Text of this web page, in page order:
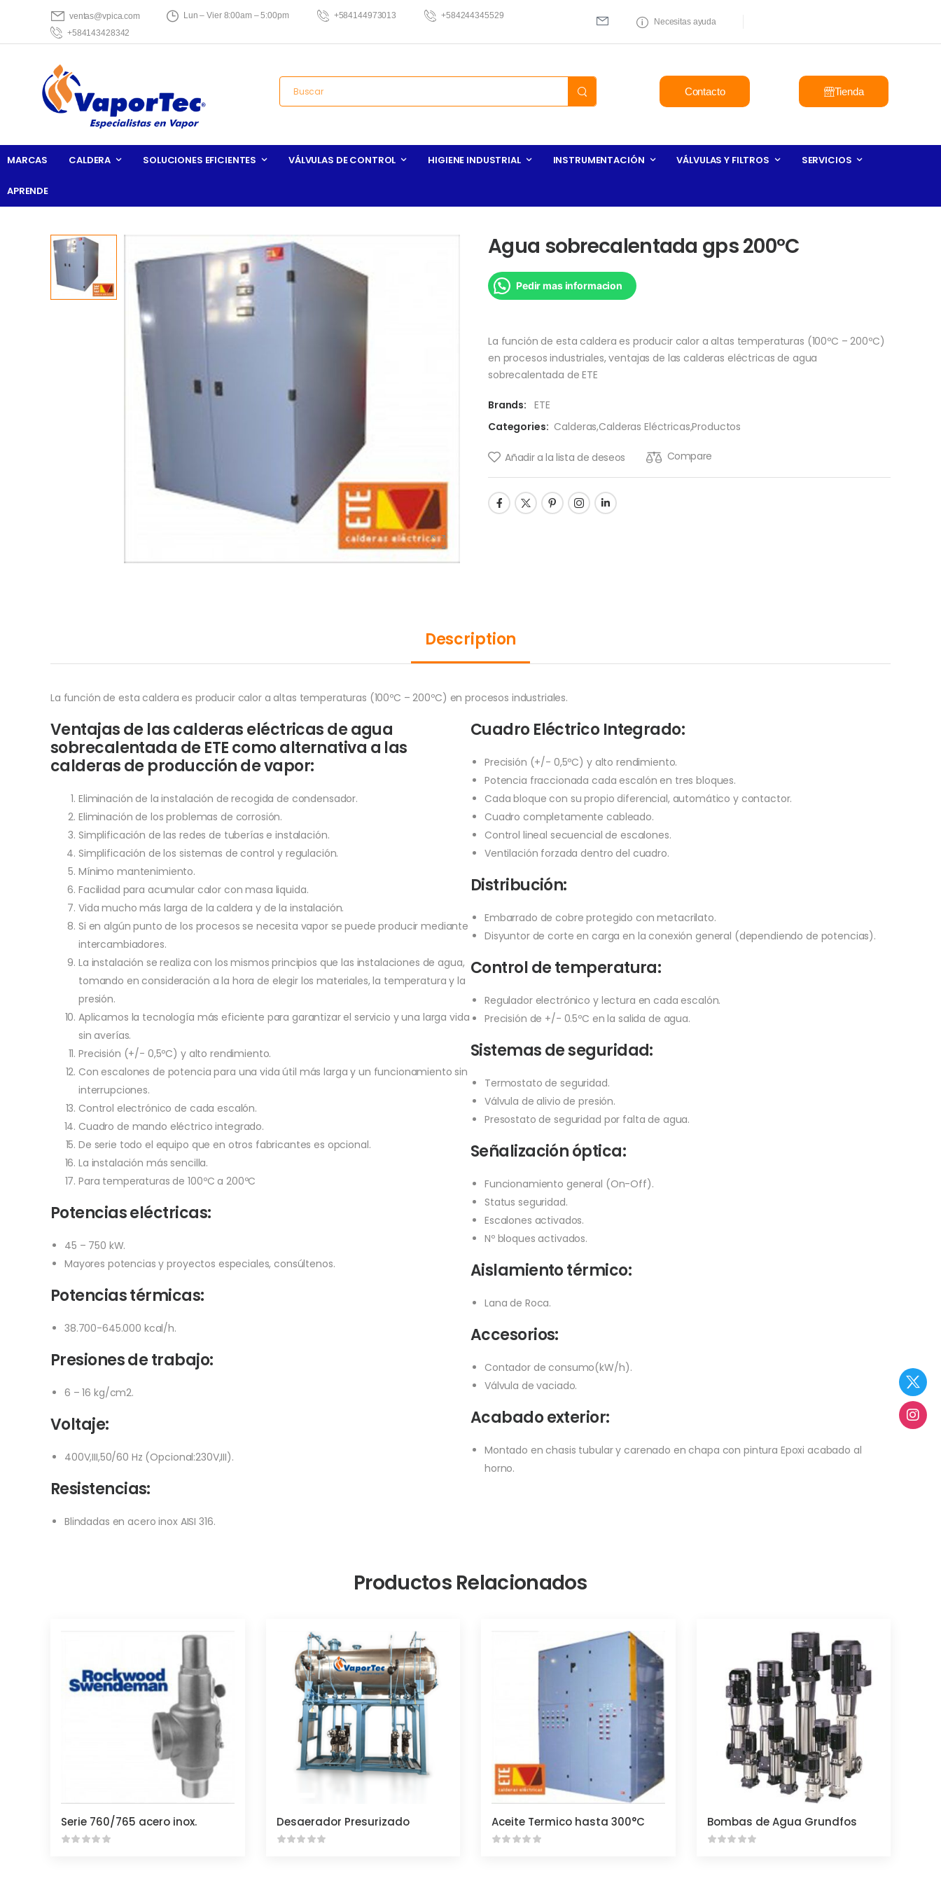
ventas@vpica.com Lun – Vier 8:00am – 5:00pm +584144973013
+584244345529
+584143428342
Necesitas ayuda
Contacto Tienda
MARCAS CALDERA SOLUCIONES EFICIENTES VÁLVULAS DE CONTROL HIGIENE INDUSTRIAL INSTRUMENTACIÓN VÁLVULAS Y FILTROS SERVICIOS
APRENDE
Agua sobrecalentada gps 200ºC
Pedir mas informacion
La función de esta caldera es producir calor a altas temperaturas (100ºC – 200ºC)
en procesos industriales, ventajas de las calderas eléctricas de agua
sobrecalentada de ETE
Brands: ETE
Categories: Calderas,Calderas Eléctricas,Productos
Añadir a la lista de deseos Compare
Description
La función de esta caldera es producir calor a altas temperaturas (100ºC – 200ºC) en procesos industriales.
Ventajas de las calderas eléctricas de agua
sobrecalentada de ETE como alternativa a las
calderas de producción de vapor:
Eliminación de la instalación de recogida de condensador.
Eliminación de los problemas de corrosión.
Simplificación de las redes de tuberías e instalación.
Simplificación de los sistemas de control y regulación.
Mínimo mantenimiento.
Facilidad para acumular calor con masa liquida.
Vida mucho más larga de la caldera y de la instalación.
Si en algún punto de los procesos se necesita vapor se puede producir mediante
intercambiadores.
La instalación se realiza con los mismos principios que las instalaciones de agua,
tomando en consideración a la hora de elegir los materiales, la temperatura y la
presión.
Aplicamos la tecnología más eficiente para garantizar el servicio y una larga vida
sin averías.
Precisión (+/- 0,5ºC) y alto rendimiento.
Con escalones de potencia para una vida útil más larga y un funcionamiento sin
interrupciones.
Control electrónico de cada escalón.
Cuadro de mando eléctrico integrado.
De serie todo el equipo que en otros fabricantes es opcional.
La instalación más sencilla.
Para temperaturas de 100ºC a 200ºC
Potencias eléctricas:
45 – 750 kW.
Mayores potencias y proyectos especiales, consúltenos.
Potencias térmicas:
38.700-645.000 kcal/h.
Presiones de trabajo:
6 – 16 kg/cm2.
Voltaje:
400V,III,50/60 Hz (Opcional:230V,III).
Resistencias:
Blindadas en acero inox AISI 316.
Cuadro Eléctrico Integrado:
Precisión (+/- 0,5ºC) y alto rendimiento.
Potencia fraccionada cada escalón en tres bloques.
Cada bloque con su propio diferencial, automático y contactor.
Cuadro completamente cableado.
Control lineal secuencial de escalones.
Ventilación forzada dentro del cuadro.
Distribución:
Embarrado de cobre protegido con metacrilato.
Disyuntor de corte en carga en la conexión general (dependiendo de potencias).
Control de temperatura:
Regulador electrónico y lectura en cada escalón.
Precisión de +/- 0.5ºC en la salida de agua.
Sistemas de seguridad:
Termostato de seguridad.
Válvula de alivio de presión.
Presostato de seguridad por falta de agua.
Señalización óptica:
Funcionamiento general (On-Off).
Status seguridad.
Escalones activados.
Nº bloques activados.
Aislamiento térmico:
Lana de Roca.
Accesorios:
Contador de consumo(kW/h).
Válvula de vaciado.
Acabado exterior:
Montado en chasis tubular y carenado en chapa con pintura Epoxi acabado al
horno.
Productos Relacionados
Serie 760/765 acero inox. Desaerador Presurizado Aceite Termico hasta 300°C Bombas de Agua Grundfos